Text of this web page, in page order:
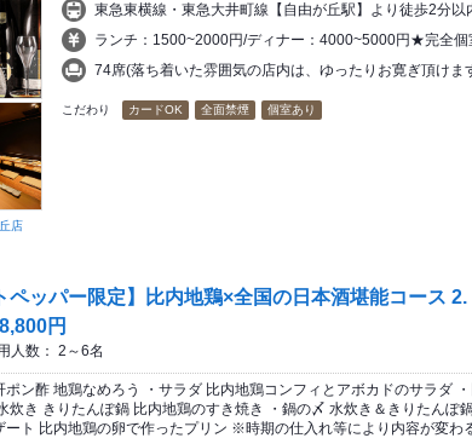
店
東急東横線・東急大井町線【自由が丘駅】より徒歩2分
ランチ：1500~2000円/ディナー：4000~5000円★完全
74席(落ち着いた雰囲気の店内は、ゆったりお寛ぎ頂けま
こだわり カードOK 全面禁煙 個室あり
ペッパー限定】比内地鶏×全国の日本酒堪能コース 2.
円
人数： 2～6名
ポン酢 地鶏なめろう ・サラダ 比内地鶏コンフィとアボカドのサラダ
炊き きりたんぽ鍋 比内地鶏のすき焼き ・鍋の〆 水炊き＆きりたんぽ
ート 比内地鶏の卵で作ったプリン ※時期の仕入れ等により内容が変